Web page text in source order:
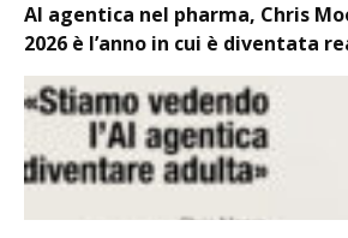
AI agentica nel pharma, Chris
2026 è l’anno in cui è diventata